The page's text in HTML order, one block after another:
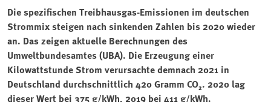
Die spezifischen Treibhausgas-Emissionen im deutschen
Strommix steigen nach sinkenden Zahlen bis 2020 wieder
an. Das zeigen aktuelle Berechnungen des
Umweltbundesamtes (UBA). Die Erzeugung einer
Kilowattstunde Strom verursachte demnach 2021 in
Deutschland durchschnittlich 420 Gramm CO₂. 2020 lag
dieser Wert bei 375 g/kWh, 2019 bei 411 g/kWh.